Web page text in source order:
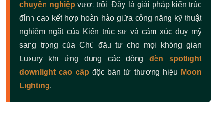
chuyên nghiệp vượt trội. Đây là giải pháp kiến trúc
đỉnh cao kết hợp hoàn hảo giữa công năng kỹ thuật
nghiêm ngặt của Kiến trúc sư và cảm xúc duy mỹ
sang trọng của Chủ đầu tư cho mọi không gian
Luxury khi ứng dụng các dòng đèn spotlight
downlight cao cấp độc bản từ thương hiệu Moon
Lighting.